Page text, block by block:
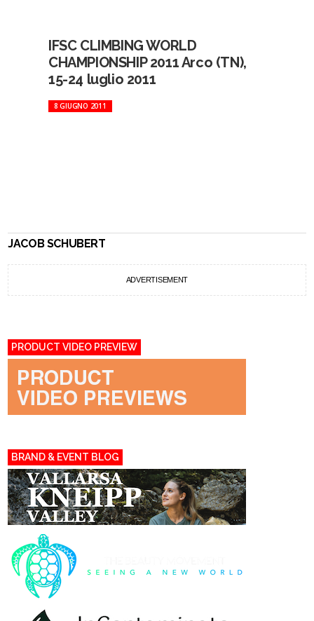
IFSC CLIMBING WORLD
CHAMPIONSHIP 2011 Arco (TN),
15-24 luglio 2011
8 GIUGNO 2011
JACOB SCHUBERT
ADVERTISEMENT
PRODUCT VIDEO PREVIEW
BRAND & EVENT BLOG